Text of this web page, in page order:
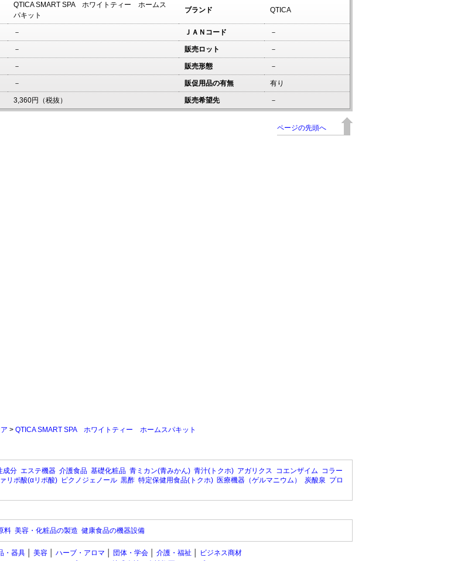
QTICA SMART SPA ホワイトティー ホームス
パキット
ブランド QTICA
－ ＪＡＮコード －
－ 販売ロット －
－ 販売形態 －
－ 販促用品の有無 有り
3,360円（税抜） 販売希望先 －
ページの先頭へ
> QTICA SMART SPA ホワイトティー ホームスパキット
成分 エステ機器 介護食品 基礎化粧品 青ミカン(青みかん) 青汁(トクホ) アガリクス コエンザイム コラー
リポ酸(αリポ酸) ピクノジェノール 黒酢 特定保健用食品(トクホ) 医療機器（ゲルマニウム） 炭酸泉 プロ
料 美容・化粧品の製造 健康食品の機器設備
・器具 美容 ハーブ・アロマ 団体・学会 介護・福祉
ビジネス商材